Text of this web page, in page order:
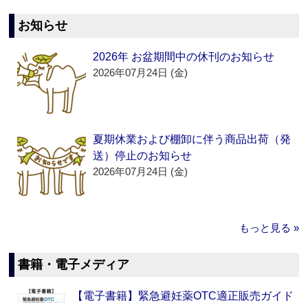
お知らせ
2026年 お盆期間中の休刊のお知らせ
2026年07月24日 (金)
夏期休業および棚卸に伴う商品出荷（発
送）停止のお知らせ
2026年07月24日 (金)
もっと見る »
書籍・電子メディア
【電子書籍】緊急避妊薬OTC適正販売ガイド